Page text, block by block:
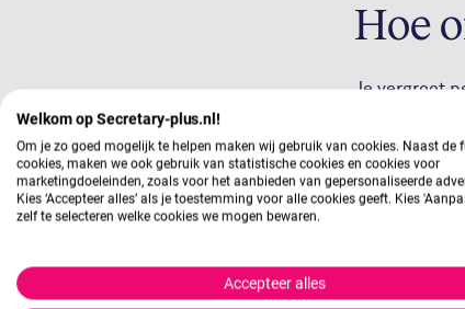
Hoe
Je vergroot
situaties je
dit handig
anders zou
en ideeën te
Als je
verbeteren.
Welkom op Secretary-plus.nl!
Om je zo goed mogelijk te helpen maken wij gebruik van cookies. Naast de
cookies, maken we ook gebruik van statistische cookies en cookies voor
marketingdoeleinden, zoals voor het aanbieden van gepersonaliseerde
Kies ‘Accepteer alles’ als je toestemming voor alle cookies geeft. Kies
zelf te selecteren welke cookies we mogen bewaren.
Accepteer alles